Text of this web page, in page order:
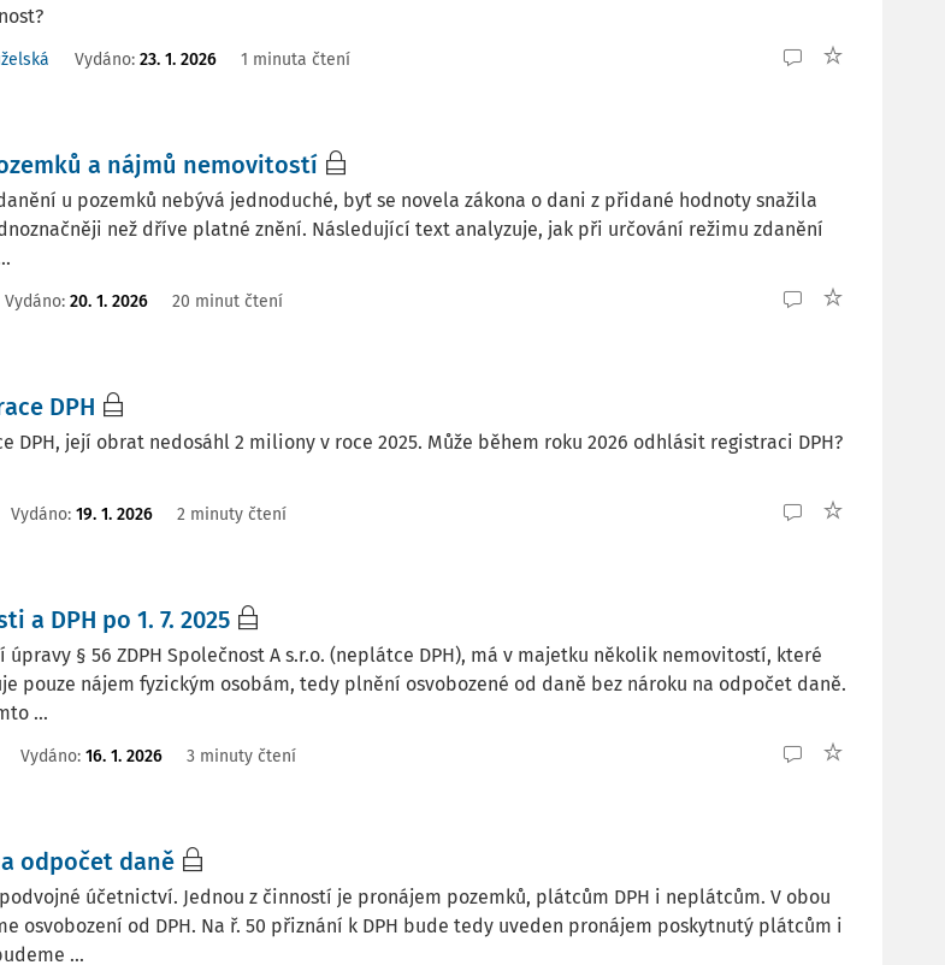
Vydáno: 23. 1. 2026 1 minuta čtení
a nájmů nemovitostí
u pozemků nebývá jednoduché, byť se novela zákona o dani z přidané hodnoty snažila
než dříve platné znění. Následující text analyzuje, jak při určování režimu zdanění
Vydáno: 20. 1. 2026 20 minut čtení
DPH
DPH, její obrat nedosáhl 2 miliony v roce 2025. Může během roku 2026 odhlásit registraci DPH?
Vydáno: 19. 1. 2026 2 minuty čtení
a DPH po 1. 7. 2025
úpravy § 56 ZDPH Společnost A s.r.o. (neplátce DPH), má v majetku několik nemovitostí, které
pouze nájem fyzickým osobám, tedy plnění osvobozené od daně bez nároku na odpočet daně.
...
Vydáno: 16. 1. 2026 3 minuty čtení
odpočet daně
účetnictví. Jednou z činností je pronájem pozemků, plátcům DPH i neplátcům. V obou
osvobození od DPH. Na ř. 50 přiznání k DPH bude tedy uveden pronájem poskytnutý plátcům i
...